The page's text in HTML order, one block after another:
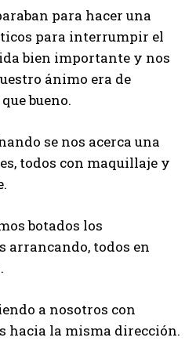
para hacer una
para interrumpir el
bien importante y nos
ánimo era de
bueno.
se nos acerca una
todos con maquillaje y
botados los
arrancando, todos en
a nosotros con
hacia la misma dirección.